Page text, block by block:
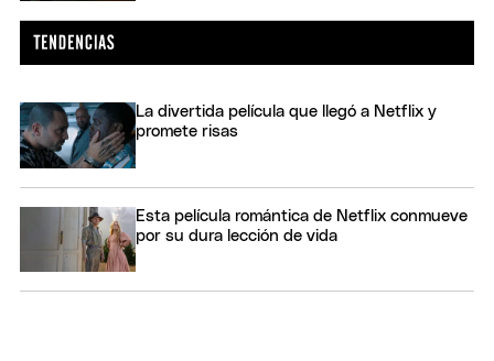
La divertida película que llegó a Netflix y
promete risas
Esta película romántica de Netflix conmueve
por su dura lección de vida